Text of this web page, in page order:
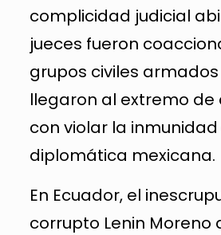
complicidad judicial
jueces fueron
grupos civiles
llegaron al extremo
con violar la
diplomática mexicana.
En Ecuador, el
corrupto Lenin Moreno